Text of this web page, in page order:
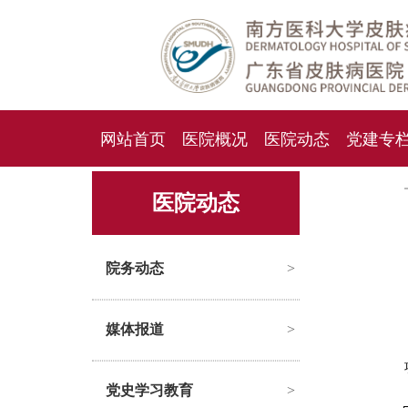
网站首页 医院概况 医院动态 党建专
人才招聘 招标采购
医院动态
院务动态 >
媒体报道 >
党史学习教育 >